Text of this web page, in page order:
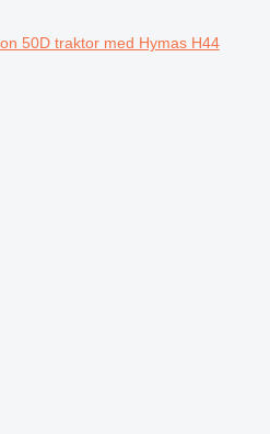
50D traktor med Hymas H44